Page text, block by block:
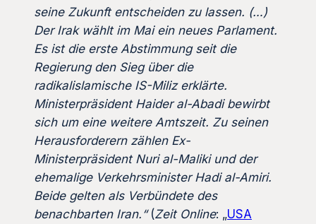
seine Zukunft entscheiden zu lassen. (…)
Der Irak wählt im Mai ein neues Parlament.
Es ist die erste Abstimmung seit die
Regierung den Sieg über die
radikalislamische IS-Miliz erklärte.
Ministerpräsident Haider al-Abadi bewirbt
sich um eine weitere Amtszeit. Zu seinen
Herausforderern zählen Ex-
Ministerpräsident Nuri al-Maliki und der
ehemalige Verkehrsminister Hadi al-Amiri.
Beide gelten als Verbündete des
benachbarten Iran.“(Zeit Online: „USA